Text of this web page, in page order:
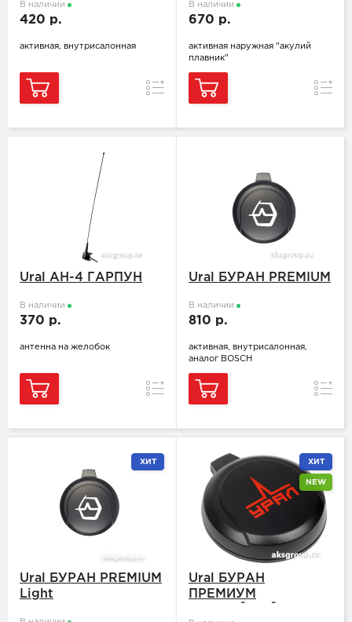
В наличии
420 р.
активная, внутрисалонная
Сравнение
В наличии
670 р.
активная наружная "акулий
плавник"
Ural АН-4 ГАРПУН
В наличии
370 р.
антенна на желобок
Сравнение
Ural БУРАН PREMIUM
В наличии
810 р.
активная, внутрисалонная,
аналог BOSCH
ХИТ
Ural БУРАН PREMIUM
Light
ХИТ
NEW
Ural БУРАН
ПРЕМИУМ